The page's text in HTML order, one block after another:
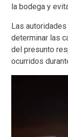
la bodega y
Las
determinar las
del presunto
ocurridos